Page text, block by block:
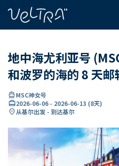
地中海尤利亚号
和波罗的海的 8 天邮
directions_boatMSC神女号
card_travel2026-06-06 - 2026-06-13 (8天)
location_on从基尔出发 - 到达基尔